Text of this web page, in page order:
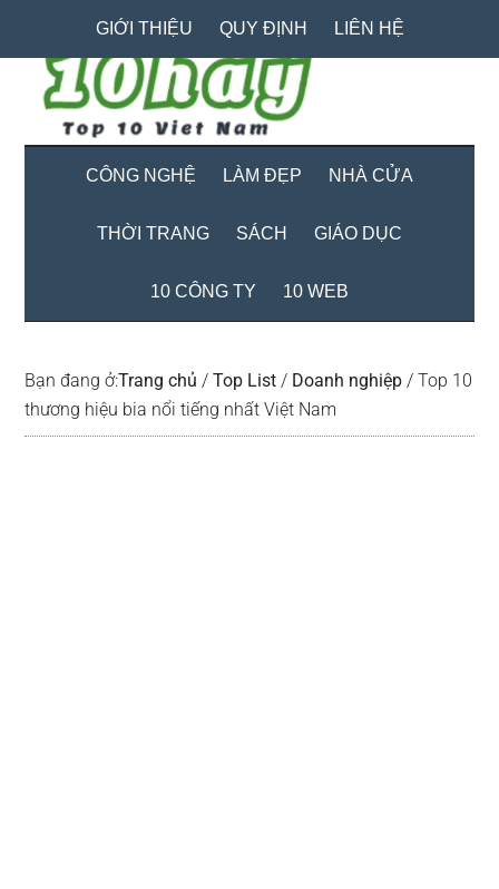
content
secondary
menu
primary
sidebar
GIỚI THIỆU QUY ĐỊNH LIÊN HỆ
CÔNG NGHỆ LÀM ĐẸP NHÀ CỬA
THỜI TRANG SÁCH GIÁO DỤC
10 CÔNG TY 10 WEB
Bạn đang ở:Trang chủ / Top List / Doanh nghiệp / Top 10
thương hiệu bia nổi tiếng nhất Việt Nam